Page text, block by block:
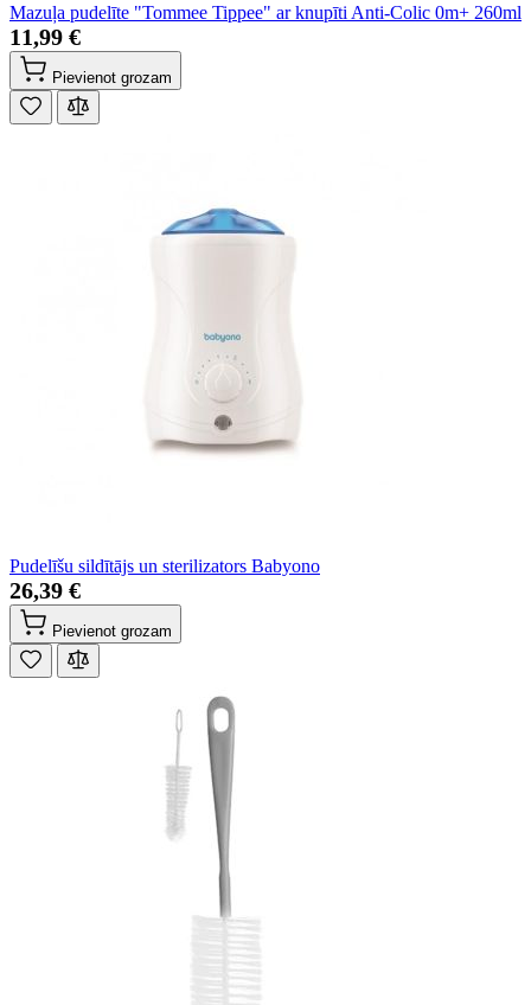
Mazuļa pudelīte "Tommee Tippee" ar knupīti Anti-Colic 0m+ 260ml
11,99 €
Pievienot grozam
Pudelīšu sildītājs un sterilizators Babyono
26,39 €
Pievienot grozam